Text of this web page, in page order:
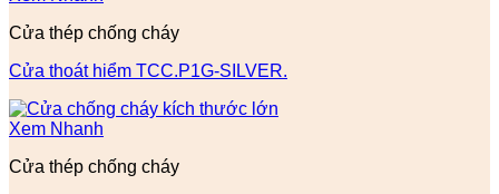
Cửa thép chống cháy
Cửa thoát hiểm TCC.P1G-SILVER.
Xem Nhanh
Cửa thép chống cháy